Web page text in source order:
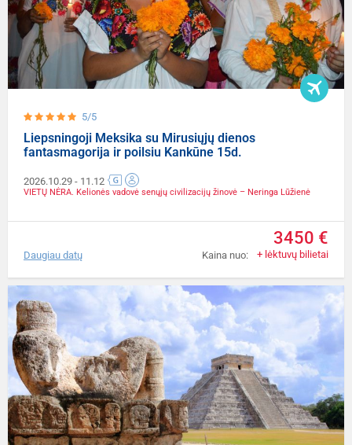
5/5
Liepsningoji Meksika su Mirusiųjų dienos
fantasmagorija ir poilsiu Kankūne 15d.
2026.10.29 - 11.12
VIETŲ NĖRA. Kelionės vadovė senųjų civilizacijų žinovė – Neringa Lūžienė
Kaina nuo:
3450 €
+ lėktuvų bilietai
Daugiau datų